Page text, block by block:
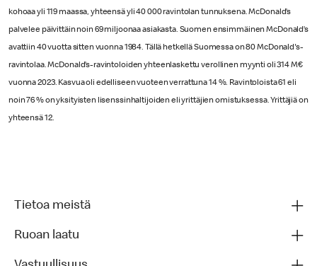
kohoaa yli 119 maassa, yhteensä yli 40 000 ravintolan tunnuksena. McDonald’s
palvelee päivittäin noin 69 miljoonaa asiakasta. Suomen ensimmäinen McDonald’s
avattiin 40 vuotta sitten vuonna 1984. Tällä hetkellä Suomessa on 80 McDonald's-
ravintolaa. McDonald’s-ravintoloiden yhteenlaskettu verollinen myynti oli 314 M€
vuonna 2023. Kasvua oli edelliseen vuoteen verrattuna 14 %. Ravintoloista 61 eli
noin 76 % on yksityisten lisenssinhaltijoiden eli yrittäjien omistuksessa. Yrittäjiä on
yhteensä 12.
Tietoa meistä
Ruoan laatu